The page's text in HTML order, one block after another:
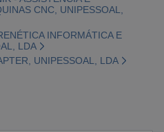
CNC, UNIPESSOAL,
INFORMÁTICA E
LDA
UNIPESSOAL, LDA